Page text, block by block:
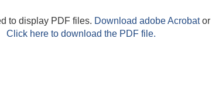
to display PDF files. Download adobe Acrobator
Click here to download the PDF file.